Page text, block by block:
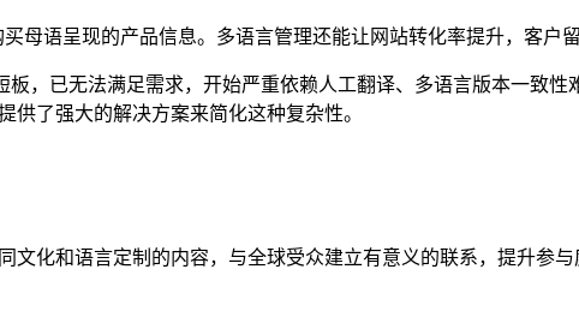
母语呈现的产品信息。多语言管理还能让网站转化率提升，客户
，已无法满足需求，开始严重依赖人工翻译、多语言版本一致
了强大的解决方案来简化这种复杂性。
化和语言定制的内容，与全球受众建立有意义的联系，提升参与